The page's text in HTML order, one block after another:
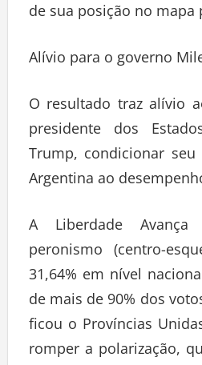
de sua posição no
Alívio para o governo
O resultado traz alívio
presidente dos
Trump, condicionar
Argentina ao
A Liberdade
peronismo (centro-
31,64% em nível
de mais de 90% dos
ficou o Províncias
romper a polarização,